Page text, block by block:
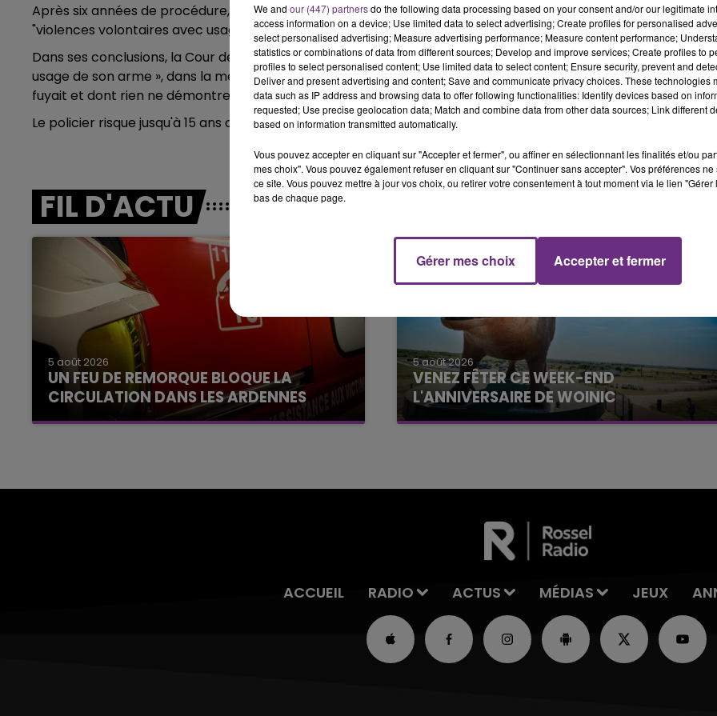
10h00 - 14h00
LE TICKET DE CAISSE
14h00 - 15h00
LA RADIO POP
Après six années de procédure, le fonctionnaire de police mis en cause est renvoyé devant les Assises pour
"violences volontaires avec usage ou menace d'une arme ayant entraîné une mutilation permanente".
Dans ses conclusions, la Cour de Cassation estime que « rien ne démontre que le policier était autorisé à faire
usage de son arme », dans la mesure où « sa vie ou celle d'autrui, n'était pas menacée par Maxime Beux qui
fuyait et dont rien ne démontre qu'il était porteur d'une arme ».
Le policier risque jusqu'à 15 ans de réclusion criminelle.
FIL D'ACTU
5 août 2026
UN FEU DE REMORQUE BLOQUE LA
CIRCULATION DANS LES ARDENNES
Un feu de remorque s'est déclaré ce mercredi
5 août 2026
VENEZ FÊTER CE WEEK-END
L'ANNIVERSAIRE DE WOINIC
Ce samedi 8 août sera un grand jour :
14h00 - 15h00
La Radio Pop
ACCUEIL RADIO ACTUS MÉDIAS JEUX
We and our (447) partnersdo the following data processing based on your consent and/or our legitimate
access information on a device; Use limited data to select advertising; Create profiles for personalised
select personalised advertising; Measure advertising performance; Measure content performance;
statistics or combinations of data from different sources; Develop and improve services; Create profiles to
profiles to select personalised content; Use limited data to select content; Ensure security, prevent and
Deliver and present advertising and content; Save and communicate privacy choices. These technologies
data such as IP address and browsing data to offer following functionalities: Identify devices based on
requested; Use precise geolocation data; Match and combine data from other data sources; Link different
based on information transmitted automatically.
Vous pouvez accepter en cliquant sur "Accepter et fermer", ou affiner en sélectionnant les finalités et/ou
mes choix". Vous pouvez également refuser en cliquant sur "Continuer sans accepter". Vos préférences
ce site. Vous pouvez mettre à jour vos choix, ou retirer votre consentement à tout moment via le lien
bas de chaque page.
Gérer mes choix Accepter et fermer